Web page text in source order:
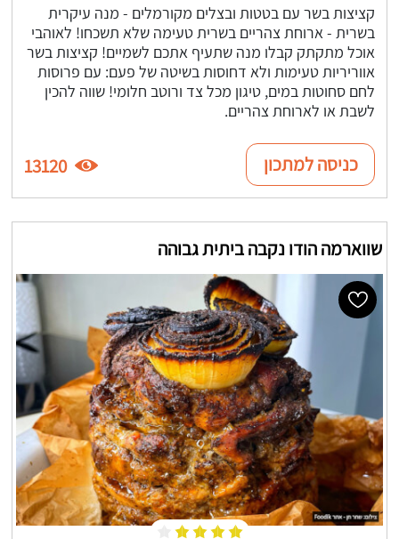
קציצות בשר עם בטטות ובצלים מקורמלים - מנה עיקרית
בשרית - ארוחת צהריים בשרית טעימה שלא תשכחו! לאוהבי
אוכל מתקתק קבלו מנה שתעיף אתכם לשמיים! קציצות בשר
אווריריות טעימות ולא דחוסות בשיטה של פעם: עם פרוסות
לחם סחוטות במים, טיגון מכל צד ורוטב חלומי! שווה להכין
לשבת או לארוחת צהריים.
כניסה למתכון 13120
שווארמה הודו נקבה ביתית גבוהה